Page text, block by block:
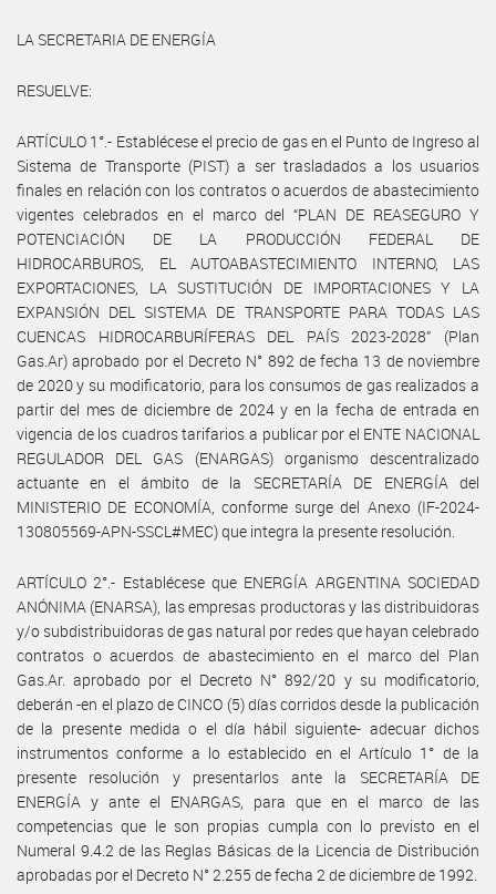
LA SECRETARIA DE ENERGÍA
RESUELVE:
ARTÍCULO 1°.- Establécese el precio de gas en el Punto de Ingreso al
Sistema de Transporte (PIST) a ser trasladados a los usuarios
finales en relación con los contratos o acuerdos de abastecimiento
vigentes celebrados en el marco del “PLAN DE REASEGURO Y
POTENCIACIÓN DE LA PRODUCCIÓN FEDERAL DE
HIDROCARBUROS, EL AUTOABASTECIMIENTO INTERNO, LAS
EXPORTACIONES, LA SUSTITUCIÓN DE IMPORTACIONES Y LA
EXPANSIÓN DEL SISTEMA DE TRANSPORTE PARA TODAS LAS
CUENCAS HIDROCARBURÍFERAS DEL PAÍS 2023-2028” (Plan
Gas.Ar) aprobado por el Decreto N° 892 de fecha 13 de noviembre
de 2020 y su modificatorio, para los consumos de gas realizados a
partir del mes de diciembre de 2024 y en la fecha de entrada en
vigencia de los cuadros tarifarios a publicar por el ENTE NACIONAL
REGULADOR DEL GAS (ENARGAS) organismo descentralizado
actuante en el ámbito de la SECRETARÍA DE ENERGÍA del
MINISTERIO DE ECONOMÍA, conforme surge del Anexo (IF-2024-
130805569-APN-SSCL#MEC) que integra la presente resolución.
ARTÍCULO 2°.- Establécese que ENERGÍA ARGENTINA SOCIEDAD
ANÓNIMA (ENARSA), las empresas productoras y las distribuidoras
y/o subdistribuidoras de gas natural por redes que hayan celebrado
contratos o acuerdos de abastecimiento en el marco del Plan
Gas.Ar. aprobado por el Decreto N° 892/20 y su modificatorio,
deberán -en el plazo de CINCO (5) días corridos desde la publicación
de la presente medida o el día hábil siguiente- adecuar dichos
instrumentos conforme a lo establecido en el Artículo 1° de la
presente resolución y presentarlos ante la SECRETARÍA DE
ENERGÍA y ante el ENARGAS, para que en el marco de las
competencias que le son propias cumpla con lo previsto en el
Numeral 9.4.2 de las Reglas Básicas de la Licencia de Distribución
aprobadas por el Decreto N° 2.255 de fecha 2 de diciembre de 1992.